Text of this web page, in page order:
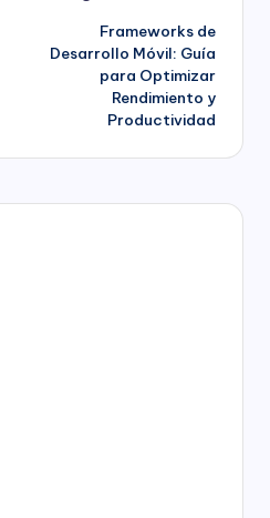
Frameworks de
Desarrollo Móvil: Guía
para Optimizar
Rendimiento y
Productividad